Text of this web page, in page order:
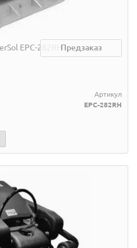
EPC-282RHПредзаказ
Артикул
EPC-282RH